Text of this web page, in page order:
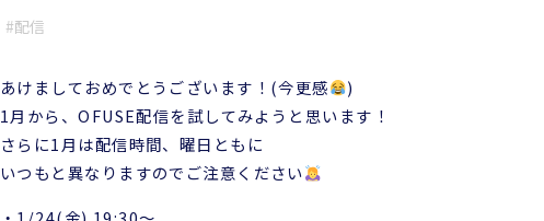
お問い合わせ
配信
あけましておめでとうございます！(今更感
)
1月から、OFUSE配信を試してみようと思います！
さらに1月は配信時間、曜日ともに
いつもと異なりますのでご注意ください